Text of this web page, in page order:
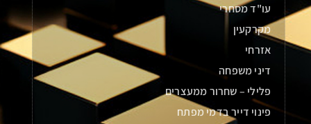
עו"ד מסחרי
מקרקעין
אזרחי
דיני משפחה
פלילי – שחרור ממעצרים
פינוי דייר בדמי מפתח